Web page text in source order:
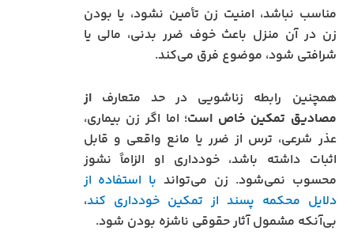
مناسب نباشد، امنیت زن تأمین نشود، یا بودن
زن در آن منزل باعث خوف ضرر بدنی، مالی یا
شرافتی شود، موضوع فرق می‌کند.
همچنین رابطه زناشویی در حد متعارفاز
مصادیق تمکین خاص است؛ اما اگر زن بیماری،
عذر شرعی، ترس از ضرر یا مانع واقعی و قابل
اثبات داشته باشد، خودداری او الزاماً نشوز
محسوب نمی‌شود. زن می‌تواندبا استفاده از
دلایل محکمه پسند از تمکین خودداری کند،
بی‌آنکه مشمول آثار حقوقی ناشزه بودن شود.